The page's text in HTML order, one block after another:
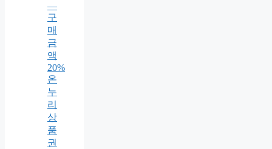
—
구
매
금
액
20%
온
누
리
상
품
권